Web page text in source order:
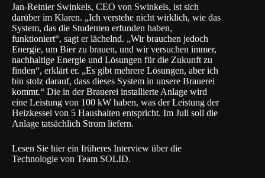
Jan-Reinier Swinkels, CEO von Swinkels, ist sich
darüber im Klaren. „Ich verstehe nicht wirklich, wie das
System, das die Studenten erfunden haben,
funktioniert“, sagt er lächelnd. „Wir brauchen jedoch
Energie, um Bier zu brauen, und wir versuchen immer,
nachhaltige Energie und Lösungen für die Zukunft zu
finden“, erklärt er. „Es gibt mehrere Lösungen, aber ich
bin stolz darauf, dass dieses System in unsere Brauerei
kommt.“ Die in der Brauerei installierte Anlage wird
eine Leistung von 100 kW haben, was der Leistung der
Heizkessel von 5 Haushalten entspricht. Im Juli soll die
Anlage tatsächlich Strom liefern.
Lesen Sie hier ein früheres Interview über die
Technologie von Team SOLID.